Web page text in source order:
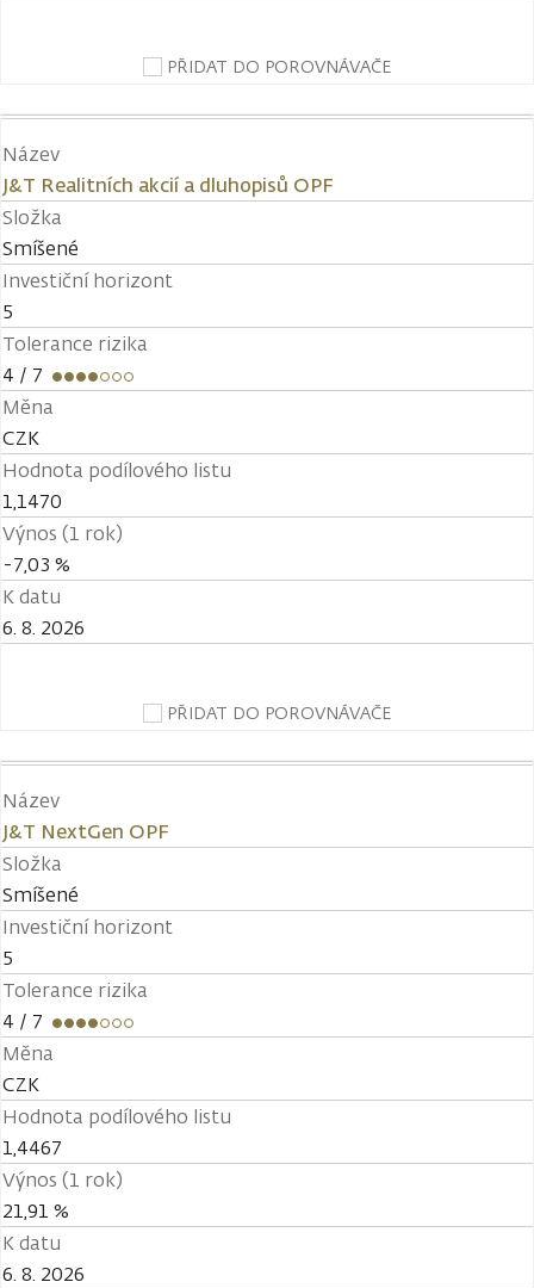
PŘIDAT DO POROVNÁVAČE
Název
J&T Realitních akcií a dluhopisů OPF
Složka
Smíšené
Investiční horizont
5
Tolerance rizika
4 / 7
Měna
CZK
Hodnota podílového listu
1,1470
Výnos (1 rok)
-7,03 %
K datu
6. 8. 2026
PŘIDAT DO POROVNÁVAČE
Název
J&T NextGen OPF
Složka
Smíšené
Investiční horizont
5
Tolerance rizika
4 / 7
Měna
CZK
Hodnota podílového listu
1,4467
Výnos (1 rok)
21,91 %
K datu
6. 8. 2026